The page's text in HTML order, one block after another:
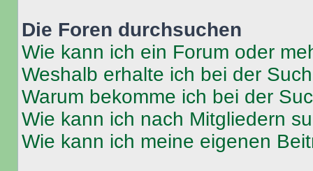
Die Foren durchsuchen
Wie kann ich ein Forum oder
Weshalb erhalte ich bei der
Warum bekomme ich bei der
Wie kann ich nach Mitgliedern
Wie kann ich meine eigenen